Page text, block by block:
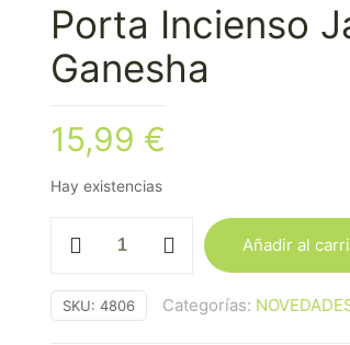
Porta Incienso
Ganesha
15,99 €
Hay existencias
Incienso
Jardín
Zen
Añadir al
SKU: 4806 Categorías: